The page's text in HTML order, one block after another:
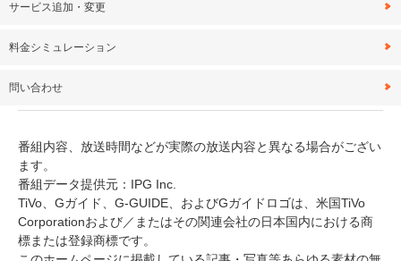
サービス追加・変更
料金シミュレーション
問い合わせ
番組内容、放送時間などが実際の放送内容と異なる場合がござい
ます。
番組データ提供元：IPG Inc.
TiVo、Gガイド、G-GUIDE、およびGガイドロゴは、米国TiVo
Corporationおよび／またはその関連会社の日本国内における商
標または登録商標です。